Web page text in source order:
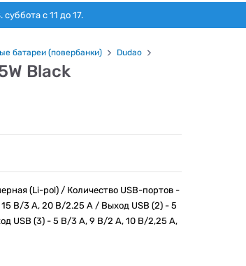
с 11 до 17.
батареи (повербанки) Dudao
Black
(Li-pol) / Количество USB-портов -
В/3 А, 20 В/2.25 А / Выход USB (2) - 5
USB (3) - 5 В/3 А, 9 В/2 А, 10 В/2,25 А,